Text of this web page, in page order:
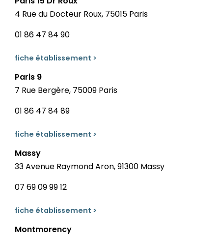
4 Rue du Docteur Roux, 75015 Paris
01 86 47 84 90
fiche établissement >
Paris 9
7 Rue Bergère, 75009 Paris
01 86 47 84 89
fiche établissement >
Massy
33 Avenue Raymond Aron, 91300 Massy
07 69 09 99 12
fiche établissement >
Montmorency